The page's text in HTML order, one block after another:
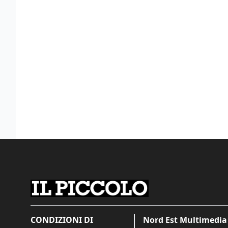
CONDIZIONI DI
Nord Est Multimedia